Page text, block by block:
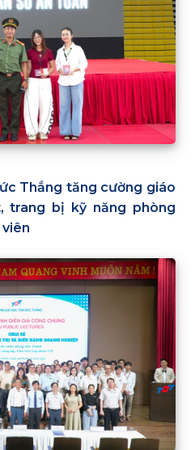
Thắng tăng cường giáo
trang bị kỹ năng phòng